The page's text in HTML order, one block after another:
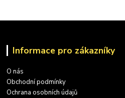
Informace pro zákazníky
O nás
Obchodní podmínky
Ochrana osobních údajů